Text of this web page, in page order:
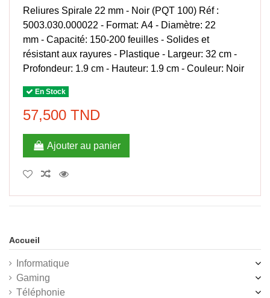
Reliures Spirale 22 mm - Noir (PQT 100) Réf :
5003.030.000022 - Format: A4 - Diamètre: 22
mm - Capacité: 150-200 feuilles - Solides et
résistant aux rayures - Plastique - Largeur: 32 cm -
Profondeur: 1.9 cm - Hauteur: 1.9 cm - Couleur: Noir
En Stock
57,500 TND
Ajouter au panier
Accueil
Informatique
Gaming
Téléphonie